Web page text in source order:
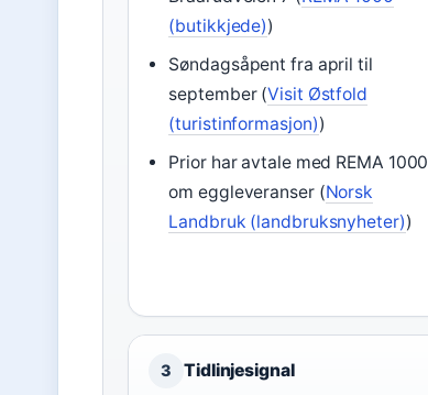
(butikkjede))
Søndagsåpent fra april til
september (Visit Østfold
(turistinformasjon))
Prior har avtale med REMA 1000
om eggleveranser (Norsk
Landbruk (landbruksnyheter))
3 Tidlinjesignal